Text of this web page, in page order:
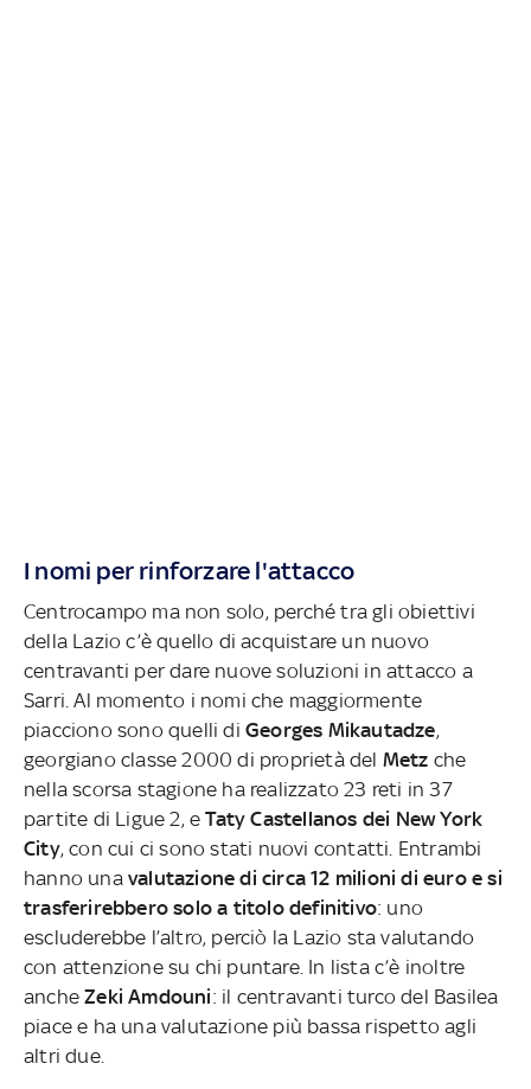
I nomi per rinforzare l'attacco
Centrocampo ma non solo, perché tra gli obiettivi
della Lazio c’è quello di acquistare un nuovo
centravanti per dare nuove soluzioni in attacco a
Sarri. Al momento i nomi che maggiormente
piacciono sono quelli di Georges Mikautadze,
georgiano classe 2000 di proprietà del Metz che
nella scorsa stagione ha realizzato 23 reti in 37
partite di Ligue 2, eTaty Castellanos dei New York
City, con cui ci sono stati nuovi contatti. Entrambi
hanno una valutazione di circa 12 milioni di euro e si
trasferirebbero solo a titolo definitivo: uno
escluderebbe l’altro, perciò la Lazio sta valutando
con attenzione su chi puntare. In lista c’è inoltre
ancheZeki Amdouni: il centravanti turco del Basilea
piace e ha una valutazione più bassa rispetto agli
altri due.